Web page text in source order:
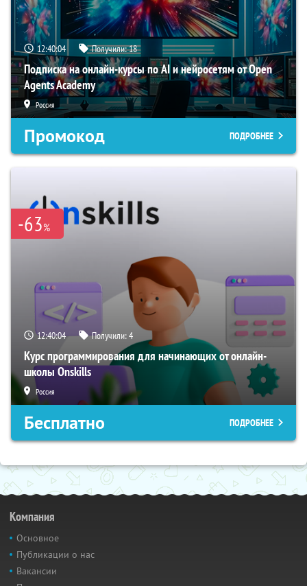
12:40:04 Получили:18
Подписка на онлайн-курсы по AI и нейросетям от Open
Agents Academy
Россия
Промокод ПОДРОБНЕЕ
-63%
12:40:04 Получили:4
Курс программирования для начинающих от онлайн-
школы Onskills
Россия
Бесплатно ПОДРОБНЕЕ
Компания
Основное
Публикации о нас
Вакансии